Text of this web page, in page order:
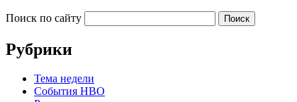
Поиск по сайту
Рубрики
Тема недели
События НВО